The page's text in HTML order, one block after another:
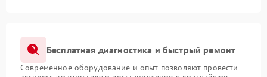
Бесплатная диагностика и быстрый ремонт
Современное оборудование и опыт позволяют провести